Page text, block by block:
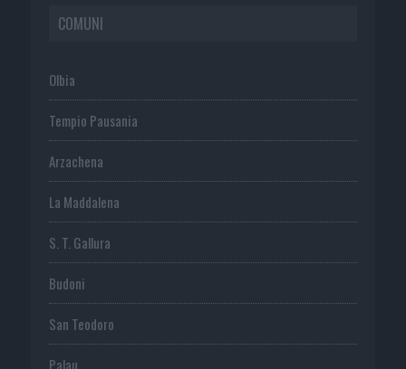
COMUNI
Olbia
Tempio Pausania
Arzachena
La Maddalena
S. T. Gallura
Budoni
San Teodoro
Palau